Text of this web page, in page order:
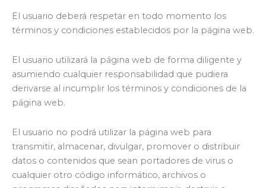
El usuario deberá respetar en todo momento los
términos y condiciones establecidos por la página web.
El usuario utilizará la página web de forma diligente y
asumiendo cualquier responsabilidad que pudiera
derivarse al incumplir los términos y condiciones de la
página web.
El usuario no podrá utilizar la página web para
transmitir, almacenar, divulgar, promover o distribuir
datos o contenidos que sean portadores de virus o
cualquier otro código informático, archivos o